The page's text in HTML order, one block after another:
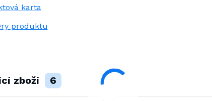
karta
produktu
zboží 6